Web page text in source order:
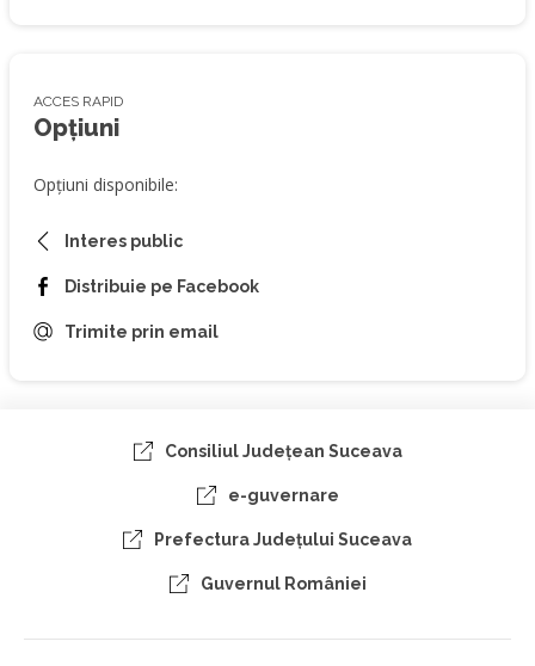
ACCES RAPID
Opțiuni
Opțiuni disponibile:
Interes public
Distribuie pe Facebook
Trimite prin email
Consiliul Judeţean Suceava
e-guvernare
Prefectura Judeţului Suceava
Guvernul României